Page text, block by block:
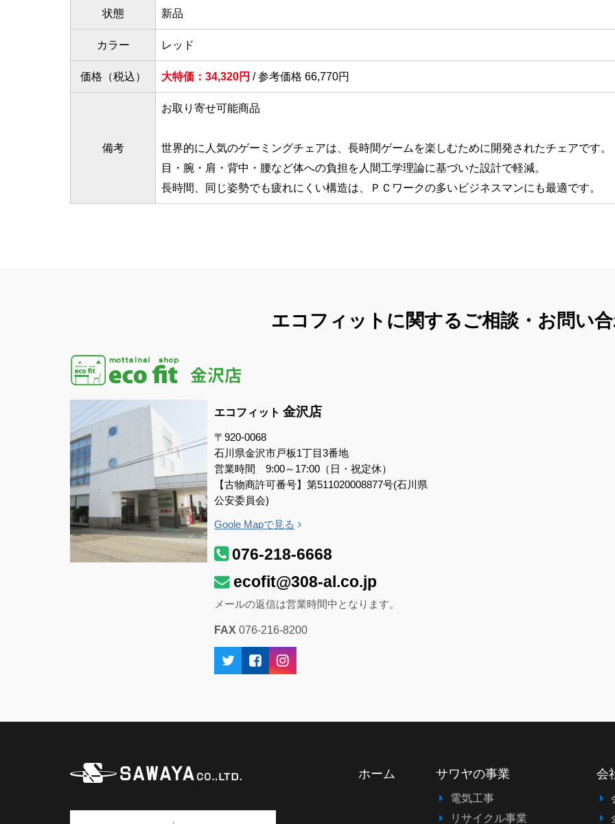
状態 新品
カラー レッド
価格（税込） 大特価：34,320円 / 参考価格 66,770円
備考
お取り寄せ可能商品
世界的に人気のゲーミングチェアは、長時間ゲームを楽しむために開発されたチェアです。
目・腕・肩・背中・腰など体への負担を人間工学理論に基づいた設計で軽減。
長時間、同じ姿勢でも疲れにくい構造は、ＰＣワークの多いビジネスマンにも最適です。
エコフィットに関する ご相談・お問い
エコフィット 金沢店
〒920-0068
石川県金沢市戸板1丁目3番地
営業時間 9:00～17:00（日・祝定休）
【古物商許可番号】第511020008877号(石川県
公安委員会)
Goole Mapで見る
076-218-6668
ecofit@308-al.co.jp
メールの返信は営業時間中となります。
FAX 076-216-8200
ホーム サワヤの事業
電気工事
リサイクル事業
会